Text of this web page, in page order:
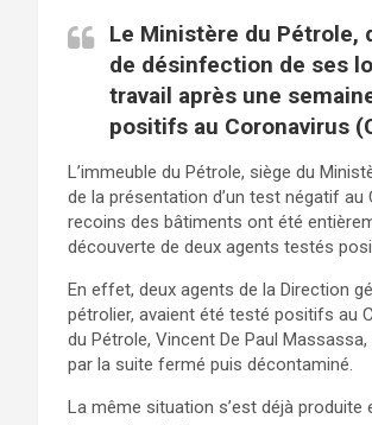
Le Ministère du Pétrole,
de désinfection de ses
travail après une
positifs au Coronavirus
L’immeuble du Pétrole, siège du
de la présentation d’un test négatif
recoins des bâtiments ont été
découverte de deux agents testés
En effet, deux agents de la Direction
pétrolier, avaient été testé positifs au
du Pétrole, Vincent De Paul
par la suite fermé puis décontaminé.
La même situation s’est déjà